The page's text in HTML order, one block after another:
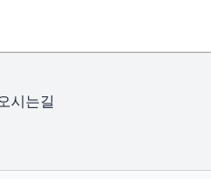
시는길